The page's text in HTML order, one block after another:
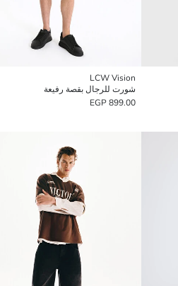
LCW Vision
شورت للرجال بقصة رفيعة
899.00 EGP